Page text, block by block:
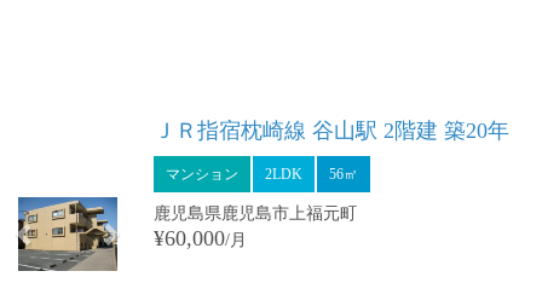
ＪＲ指宿枕崎線 谷山駅 2階建 築20年
マンション 2LDK 56㎡
鹿児島県鹿児島市上福元町
¥60,000/月